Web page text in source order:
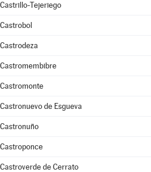
Castrillo-Tejeriego
Castrobol
Castrodeza
Castromembibre
Castromonte
Castronuevo de Esgueva
Castronuño
Castroponce
Castroverde de Cerrato